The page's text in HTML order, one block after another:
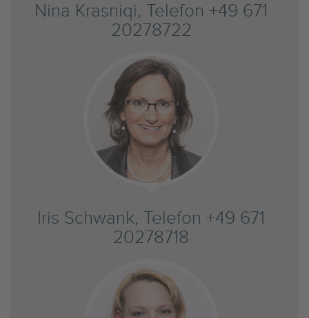
Nina Krasniqi, Telefon +49 671
20278722
Iris Schwank, Telefon +49 671
20278718